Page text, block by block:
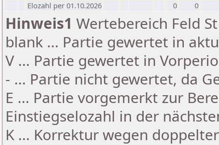
Elozahl per 01.10.2026
0 0
Hinweis1 Wertebereich Feld
blank ... Partie gewertet in
V ... Partie gewertet in
- ... Partie nicht gewertet, da
E ... Partie vorgemerkt zur
Einstiegselozahl in der
K ... Korrektur wegen